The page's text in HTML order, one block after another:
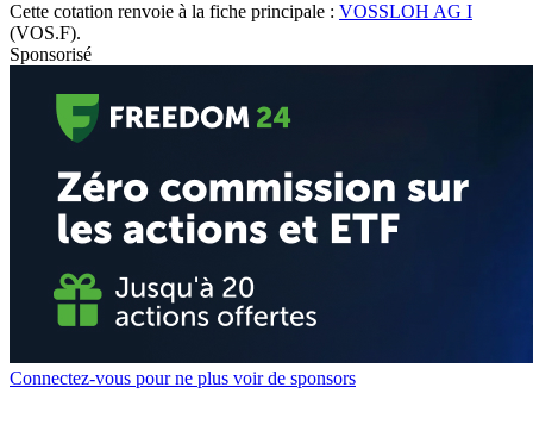
Cette cotation renvoie à la fiche principale : VOSSLOH AG I
(VOS.F).
Sponsorisé
Connectez-vous pour ne plus voir de sponsors